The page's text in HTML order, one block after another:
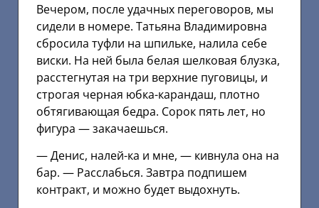
Вечером, после удачных переговоров, мы
сидели в номере. Татьяна Владимировна
сбросила туфли на шпильке, налила себе
виски. На ней была белая шелковая блузка,
расстегнутая на три верхние пуговицы, и
строгая черная юбка-карандаш, плотно
обтягивающая бедра. Сорок пять лет, но
фигура — закачаешься.
— Денис, налей-ка и мне, — кивнула она на
бар. — Расслабься. Завтра подпишем
контракт, и можно будет выдохнуть.